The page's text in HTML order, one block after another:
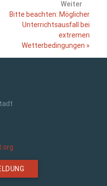
Weiter
Bitte beachten: Möglicher
Unterrichtsausfall bei
extremen
Wetterbedingungen »